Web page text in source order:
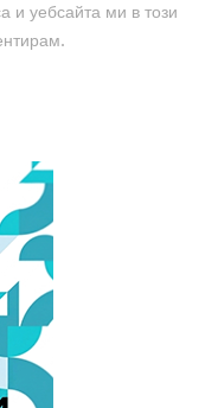
и уебсайта ми в този